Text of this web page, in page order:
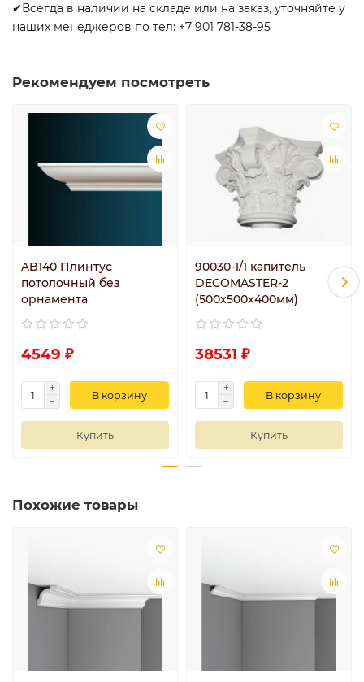
✔Всегда в наличии на складе или на заказ, уточняйте у
наших менеджеров по тел: +7 901 781-38-95
Рекомендуем посмотреть
AB140 Плинтус
потолочный без
орнамента
4549 ₽
В корзину
Купить
90030-1/1 капитель
DECOMASTER-2
(500х500x400мм)
38531 ₽
В корзину
Купить
Похожие товары